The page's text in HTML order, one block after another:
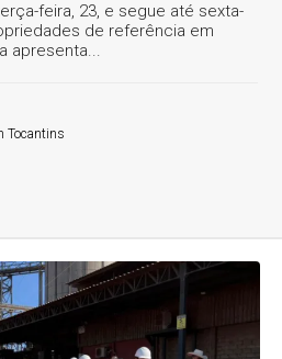
feira, 23, e segue até sexta-
de referência em
apresenta...
Tocantins